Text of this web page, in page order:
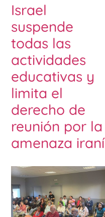
Israel
suspende
todas las
actividades
educativas y
limita el
derecho de
reunión por la
amenaza iraní